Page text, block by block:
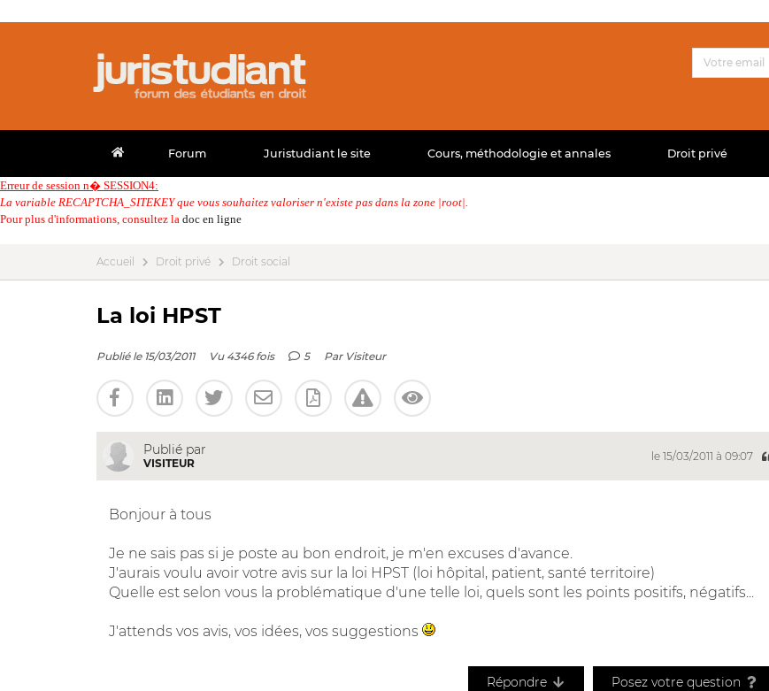
Forum Juristudiant le site Cours, méthodologie et annales Droit privé
Erreur de session n� SESSION4:
La variable RECAPTCHA_SITEKEY que vous souhaitez valoriser n'existe pas dans la zone |root|.
Pour plus d'informations, consultez la doc en ligne
Accueil Droit privé Droit social
La loi HPST
Publié le 15/03/2011 Vu 4346 fois 5 Par Visiteur
Publié par
VISITEUR
le 15/03/2011 à 09:07
Bonjour à tous
Je ne sais pas si je poste au bon endroit, je m'en excuses d'avance.
J'aurais voulu avoir votre avis sur la loi HPST (loi hôpital, patient, santé territoire)
Quelle est selon vous la problématique d'une telle loi, quels sont les points positifs, négatifs...
J'attends vos avis, vos idées, vos suggestions
Répondre Posez votre question